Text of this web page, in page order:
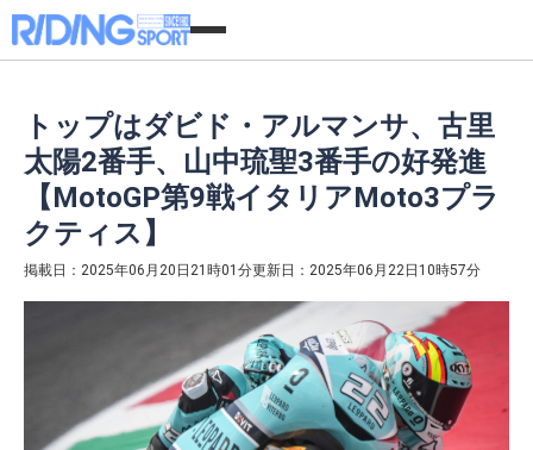
トップはダビド・アルマンサ、古里
太陽2番手、山中琉聖3番手の好発進
【MotoGP第9戦イタリアMoto3プラ
クティス】
掲載日：2025年06月20日21時01分更新日：2025年06月22日10時57分